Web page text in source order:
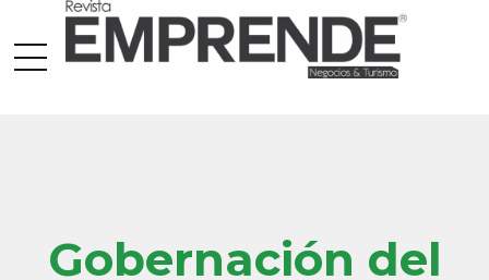
Gobernación del